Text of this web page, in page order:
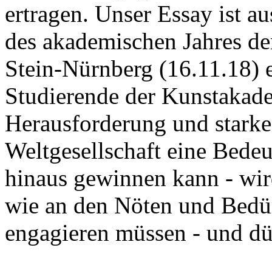
ertragen. Unser Essay ist
des akademischen Jahres
Stein-Nürnberg (16.11.18)
Studierende der
Herausforderung und
Weltgesellschaft eine
hinaus gewinnen kann -
wie an den Nöten und
engagieren müssen - und